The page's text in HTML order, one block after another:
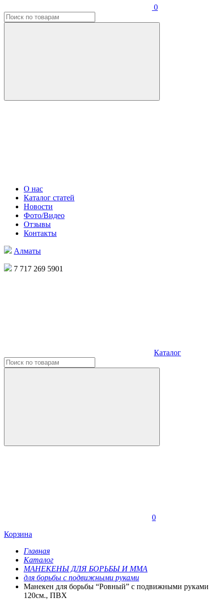
0
О нас
Каталог статей
Новости
Фото/Видео
Отзывы
Контакты
Алматы
7 717 269 5901
Каталог
0
Корзина
Главная
Каталог
МАНЕКЕНЫ ДЛЯ БОРЬБЫ И ММА
для борьбы с подвижными руками
Манекен для борьбы “Ровный” с подвижными руками
120см., ПВХ